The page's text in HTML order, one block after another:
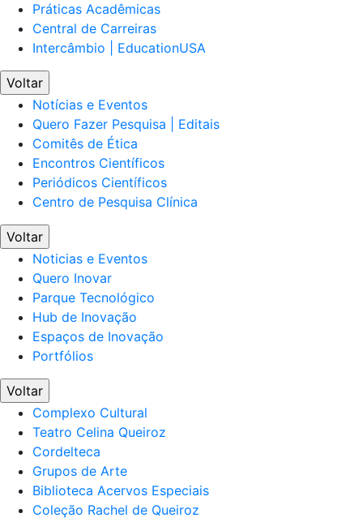
Práticas Acadêmicas
Central de Carreiras
Intercâmbio | EducationUSA
Voltar
Notícias e Eventos
Quero Fazer Pesquisa | Editais
Comitês de Ética
Encontros Científicos
Periódicos Científicos
Centro de Pesquisa Clínica
Voltar
Noticias e Eventos
Quero Inovar
Parque Tecnológico
Hub de Inovação
Espaços de Inovação
Portfólios
Voltar
Complexo Cultural
Teatro Celina Queiroz
Cordelteca
Grupos de Arte
Biblioteca Acervos Especiais
Coleção Rachel de Queiroz